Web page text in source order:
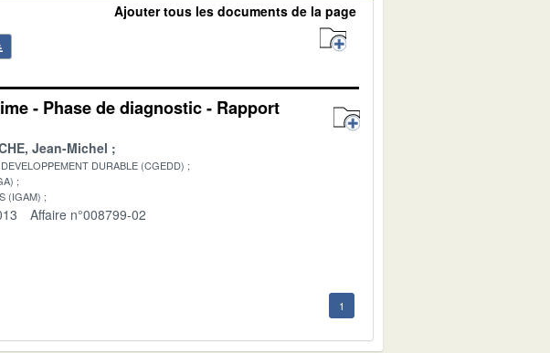
Ajouter tous les documents de la page
- Phase de diagnostic - Rapport
Jean-Michel
DURABLE (CGEDD)
(IGAM)
Affaire n°008799-02
1